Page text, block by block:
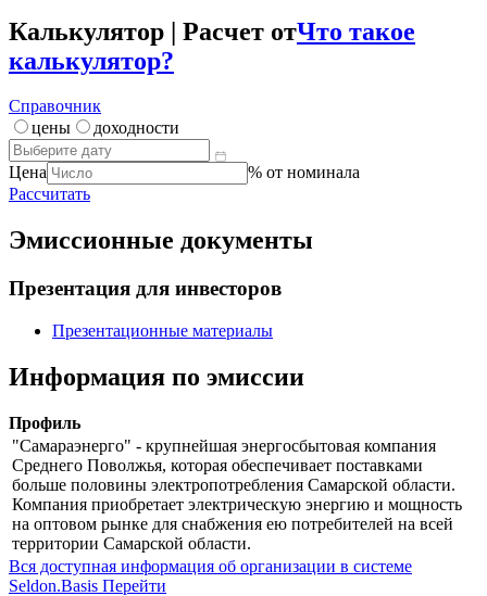
Калькулятор | Расчет отЧто такое
калькулятор?
Справочник
цены
доходности
Цена
% от номинала
Рассчитать
Эмиссионные документы
Презентация для инвесторов
Презентационные материалы
Информация по эмиссии
Профиль
"Самараэнерго" - крупнейшая энергосбытовая компания
Среднего Поволжья, которая обеспечивает поставками
больше половины электропотребления Самарской области.
Компания приобретает электрическую энергию и мощность
на оптовом рынке для снабжения ею потребителей на всей
территории Самарской области.
Вся доступная информация об организации в системе
Seldon.Basis Перейти